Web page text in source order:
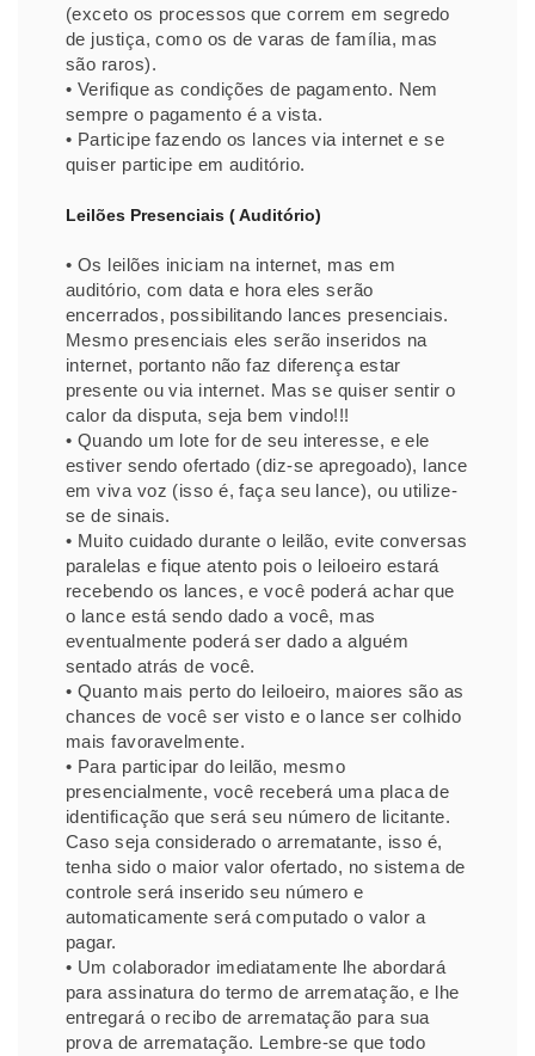
(exceto os processos que correm em segredo
de justiça, como os de varas de família, mas
são raros).
• Verifique as condições de pagamento. Nem
sempre o pagamento é a vista.
• Participe fazendo os lances via internet e se
quiser participe em auditório.
Leilões Presenciais ( Auditório)
• Os leilões iniciam na internet, mas em
auditório, com data e hora eles serão
encerrados, possibilitando lances presenciais.
Mesmo presenciais eles serão inseridos na
internet, portanto não faz diferença estar
presente ou via internet. Mas se quiser sentir o
calor da disputa, seja bem vindo!!!
• Quando um lote for de seu interesse, e ele
estiver sendo ofertado (diz-se apregoado), lance
em viva voz (isso é, faça seu lance), ou utilize-
se de sinais.
• Muito cuidado durante o leilão, evite conversas
paralelas e fique atento pois o leiloeiro estará
recebendo os lances, e você poderá achar que
o lance está sendo dado a você, mas
eventualmente poderá ser dado a alguém
sentado atrás de você.
• Quanto mais perto do leiloeiro, maiores são as
chances de você ser visto e o lance ser colhido
mais favoravelmente.
• Para participar do leilão, mesmo
presencialmente, você receberá uma placa de
identificação que será seu número de licitante.
Caso seja considerado o arrematante, isso é,
tenha sido o maior valor ofertado, no sistema de
controle será inserido seu número e
automaticamente será computado o valor a
pagar.
• Um colaborador imediatamente lhe abordará
para assinatura do termo de arrematação, e lhe
entregará o recibo de arrematação para sua
prova de arrematação. Lembre-se que todo